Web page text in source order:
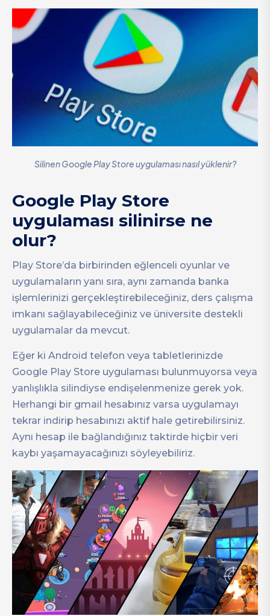
Silinen Google Play Store uygulaması nasıl yüklenir?
Google Play Store
uygulaması silinirse ne
olur?
Play Store’da birbirinden eğlenceli oyunlar ve
uygulamaların yanı sıra, aynı zamanda banka
işlemlerinizi gerçekleştirebileceğiniz, ders çalışma
imkanı sağlayabileceğiniz ve üniversite destekli
uygulamalar da mevcut.
Eğer ki Android telefon veya tabletlerinizde
Google Play Store uygulaması bulunmuyorsa veya
yanlışlıkla silindiyse endişelenmenize gerek yok.
Herhangi bir gmail hesabınız varsa uygulamayı
tekrar indirip hesabınızı aktif hale getirebilirsiniz.
Aynı hesap ile bağlandığınız taktirde hiçbir veri
kaybı yaşamayacağınızı söyleyebiliriz.